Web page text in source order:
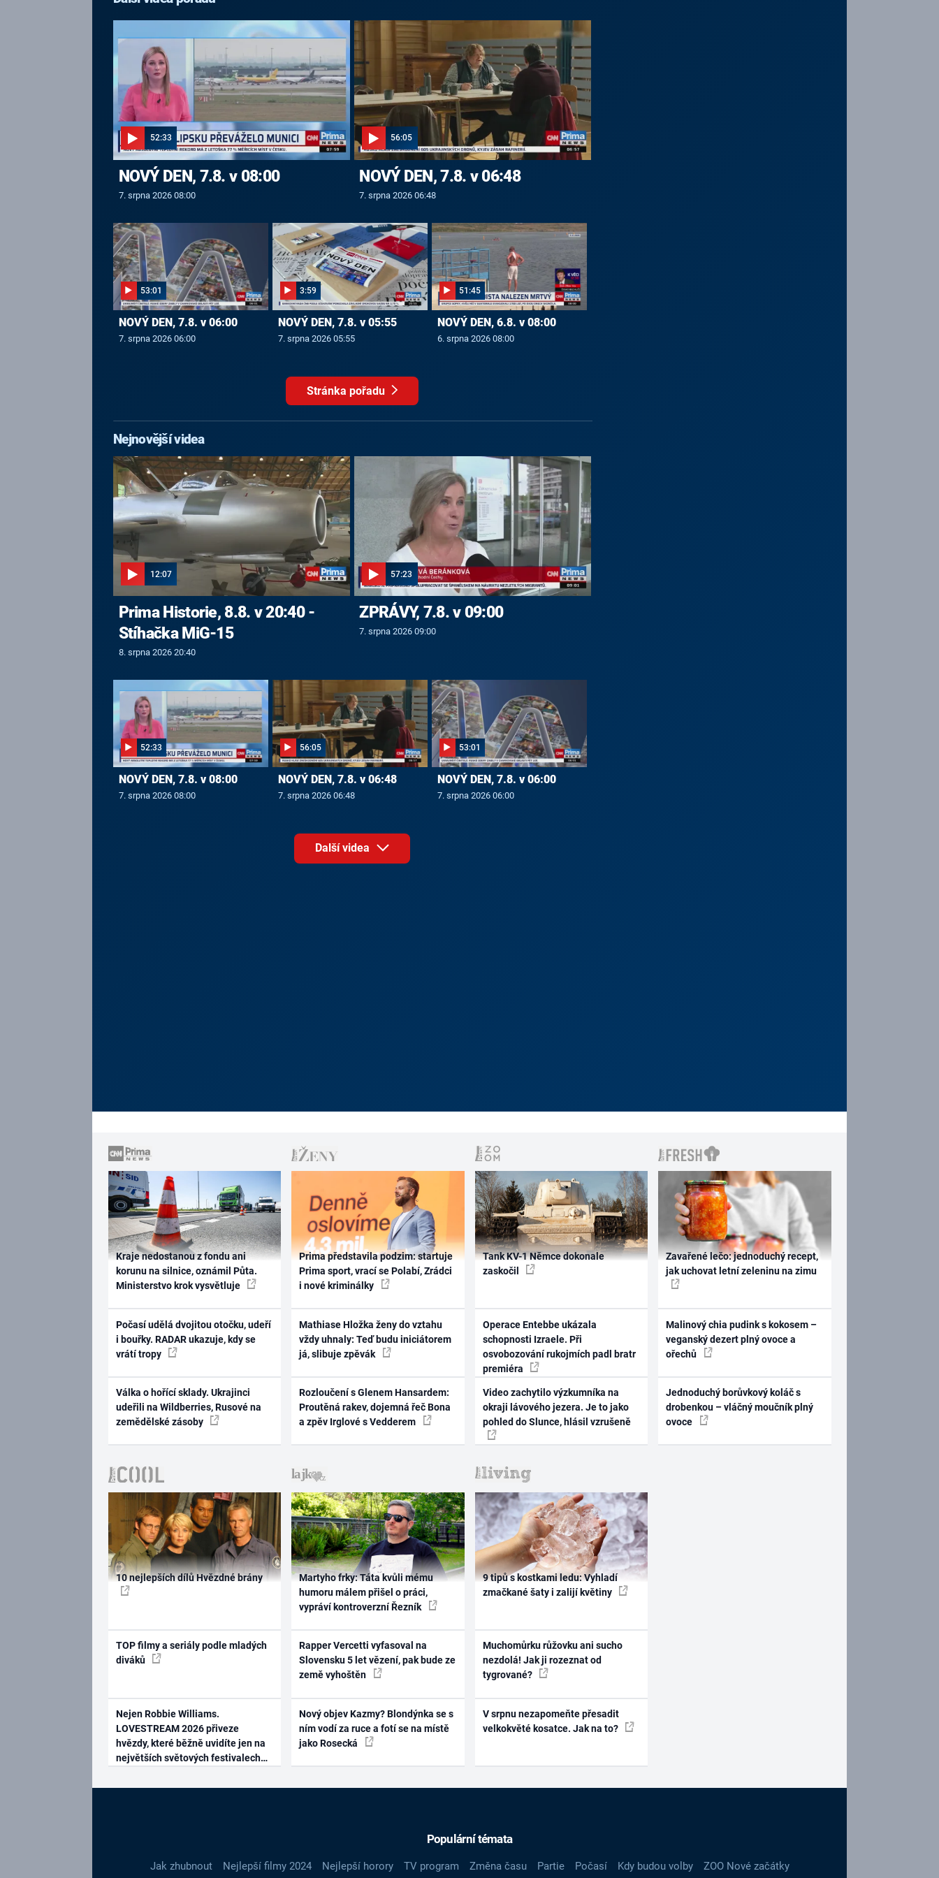
52:33
NOVÝ DEN, 7.8. v 08:00
7. srpna 2026 08:00
56:05
NOVÝ DEN, 7.8. v 06:48
7. srpna 2026 06:48
53:01
NOVÝ DEN, 7.8. v 06:00
7. srpna 2026 06:00
3:59
NOVÝ DEN, 7.8. v 05:55
7. srpna 2026 05:55
51:45
NOVÝ DEN, 6.8. v 08:00
6. srpna 2026 08:00
Stránka pořadu
Nejnovější videa
12:07
Prima Historie, 8.8. v 20:40 -
Stíhačka MiG-15
8. srpna 2026 20:40
57:23
ZPRÁVY, 7.8. v 09:00
7. srpna 2026 09:00
52:33
NOVÝ DEN, 7.8. v 08:00
7. srpna 2026 08:00
56:05
NOVÝ DEN, 7.8. v 06:48
7. srpna 2026 06:48
53:01
NOVÝ DEN, 7.8. v 06:00
7. srpna 2026 06:00
Další videa
Kraje nedostanou z fondu ani
korunu na silnice, oznámil Půta.
Ministerstvo krok vysvětluje
Počasí udělá dvojitou otočku, udeří
i bouřky. RADAR ukazuje, kdy se
vrátí tropy
Válka o hořící sklady. Ukrajinci
udeřili na Wildberries, Rusové na
zemědělské zásoby
Prima představila podzim: startuje
Prima sport, vrací se Polabí, Zrádci
i nové kriminálky
Mathiase Hložka ženy do vztahu
vždy uhnaly: Teď budu iniciátorem
já, slibuje zpěvák
Rozloučení s Glenem Hansardem:
Proutěná rakev, dojemná řeč Bona
a zpěv Irglové s Vedderem
Tank KV-1 Němce dokonale
zaskočil
Operace Entebbe ukázala
schopnosti Izraele. Při
osvobozování rukojmích padl bratr
premiéra
Video zachytilo výzkumníka na
okraji lávového jezera. Je to jako
pohled do Slunce, hlásil vzrušeně
Zavařené lečo: jednoduchý recept,
jak uchovat letní zeleninu na zimu
Malinový chia pudink s kokosem –
veganský dezert plný ovoce a
ořechů
Jednoduchý borůvkový koláč s
drobenkou – vláčný moučník plný
ovoce
10 nejlepších dílů Hvězdné brány
TOP filmy a seriály podle mladých
diváků
Nejen Robbie Williams.
LOVESTREAM 2026 přiveze
hvězdy, které běžně uvidíte jen na
největších světových festivalech
Martyho frky: Táta kvůli mému
humoru málem přišel o práci,
vypráví kontroverzní Řezník
Rapper Vercetti vyfasoval na
Slovensku 5 let vězení, pak bude ze
země vyhoštěn
Nový objev Kazmy? Blondýnka se s
ním vodí za ruce a fotí se na místě
jako Rosecká
9 tipů s kostkami ledu: Vyhladí
zmačkané šaty i zalijí květiny
Muchomůrku růžovku ani sucho
nezdolá! Jak ji rozeznat od
tygrované?
V srpnu nezapomeňte přesadit
velkokvěté kosatce. Jak na to?
Populární témata
Jak zhubnout Nejlepší filmy 2024 Nejlepší horory TV program Změna času Partie Počasí Kdy budou volby ZOO Nové začátky